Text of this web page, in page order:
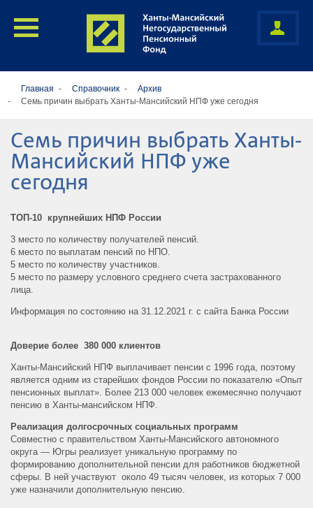
Главная Справочник
Архив
Семь причин выбрать Ханты-Мансийский НПФ уже сегодня
Семь причин выбрать Ханты-
Мансийский НПФ уже
сегодня
ТОП-10 крупнейших НПФ России
3 место по количеству получателей пенсий.
6 место по выплатам пенсий по НПО.
5 место по количеству участников.
5 место по размеру условного среднего счета застрахованного
лица.
Информация по состоянию на 31.12.2021 г. с сайта Банка России
Доверие более 380 000 клиентов
Ханты-Мансийский НПФ выплачивает пенсии с 1996 года, поэтому
является одним из старейших фондов России по показателю «Опыт
пенсионных выплат».
Более 213 000 человек ежемесячно получают
пенсию в Ханты-мансийском НПФ.
Реализация долгосрочных социальных программ
Совместно с правительством Ханты-Мансийского автономного
округа — Югры реализует уникальную программу по
формированию дополнительной пенсии для работников бюджетной
сферы. В ней участвуют около 49 тысяч человек, из которых 7 000
уже назначили дополнительную пенсию.